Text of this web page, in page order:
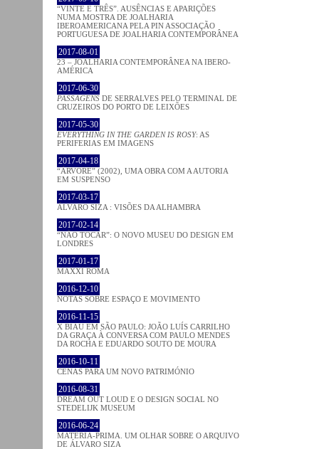
“VINTE E TRÊS”. AUSÊNCIAS E APARIÇÕES
NUMA MOSTRA DE JOALHARIA
IBEROAMERICANA PELA PIN ASSOCIAÇÃO
PORTUGUESA DE JOALHARIA CONTEMPORÂNEA
2017-08-01
23 – JOALHARIA CONTEMPORÂNEA NA IBERO-
AMÉRICA
2017-06-30
PASSAGENS DE SERRALVES PELO TERMINAL DE
CRUZEIROS DO PORTO DE LEIXÕES
2017-05-30
EVERYTHING IN THE GARDEN IS ROSY: AS
PERIFERIAS EM IMAGENS
2017-04-18
“ÁRVORE” (2002), UMA OBRA COM A AUTORIA
EM SUSPENSO
2017-03-17
ÁLVARO SIZA : VISÕES DA ALHAMBRA
2017-02-14
“NÃO TOCAR”: O NOVO MUSEU DO DESIGN EM
LONDRES
2017-01-17
MAXXI ROMA
2016-12-10
NOTAS SOBRE ESPAÇO E MOVIMENTO
2016-11-15
X BIAU EM SÃO PAULO: JOÃO LUÍS CARRILHO
DA GRAÇA À CONVERSA COM PAULO MENDES
DA ROCHA E EDUARDO SOUTO DE MOURA
2016-10-11
CENAS PARA UM NOVO PATRIMÓNIO
2016-08-31
DREAM OUT LOUD E O DESIGN SOCIAL NO
STEDELIJK MUSEUM
2016-06-24
MATÉRIA-PRIMA. UM OLHAR SOBRE O ARQUIVO
DE ÁLVARO SIZA